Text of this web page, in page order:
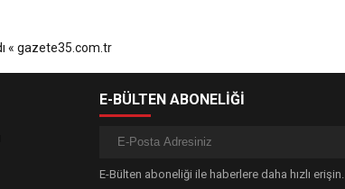
E-BÜLTEN ABONELİĞİ
E-Bülten aboneliği ile haberlere daha hızlı erişin.